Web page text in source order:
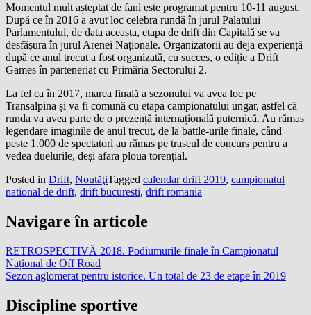
Momentul mult așteptat de fani este programat pentru 10-11 august.
După ce în 2016 a avut loc celebra rundă în jurul Palatului
Parlamentului, de data aceasta, etapa de drift din Capitală se va
desfășura în jurul Arenei Naționale. Organizatorii au deja experiență
după ce anul trecut a fost organizată, cu succes, o ediție a Drift
Games în parteneriat cu Primăria Sectorului 2.
La fel ca în 2017, marea finală a sezonului va avea loc pe
Transalpina și va fi comună cu etapa campionatului ungar, astfel că
runda va avea parte de o prezență internațională puternică. Au rămas
legendare imaginile de anul trecut, de la battle-urile finale, când
peste 1.000 de spectatori au rămas pe traseul de concurs pentru a
vedea duelurile, deși afara ploua torențial.
Posted in Drift, NoutăţiTagged calendar drift 2019, campionatul
national de drift, drift bucuresti, drift romania
Navigare în articole
RETROSPECTIVĂ 2018. Podiumurile finale în Campionatul
Național de Off Road
Sezon aglomerat pentru istorice. Un total de 23 de etape în 2019
Discipline sportive